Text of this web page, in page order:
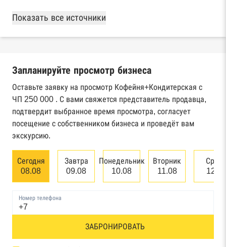
База Росстата
Реестры ЕГРЮЛ и ЕГРИП Федеральной
Реестр государственных контрактов
Федерального казначейства
Картотека арбитражных дел Высшего
арбитражного суда
банкротстве юридических лиц
Единый федеральный реестр сведений о
банкротстве физических лиц
Реестр товарных знаков и знаков обслуживания
Показать все источники
Запланируйте просмотр бизнеса
Оставьте заявку на просмотр Кофейня+Кондитерская с
ЧП 250 000 . С вами свяжется представитель продавца,
подтвердит выбранное время просмотра, согласует
посещение с собственником бизнеса и проведёт вам
экскурсию.
Сегодня
08.08
Завтра
09.08
Понедельник
10.08
Вторник
11.08
12.08
Номер телефона
ЗАБРОНИРОВАТЬ